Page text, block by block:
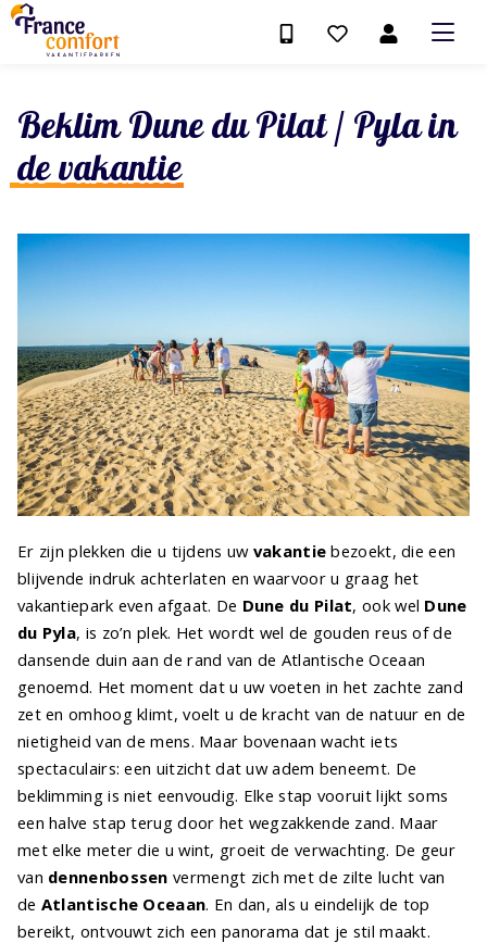
Beklim Dune du Pilat / Pyla in
de vakantie
Er zijn plekken die u tijdens uw vakantie bezoekt, die een
blijvende indruk achterlaten en waarvoor u graag het
vakantiepark even afgaat. De Dune du Pilat, ook wel Dune
du Pyla, is zo’n plek. Het wordt wel de gouden reus of de
dansende duin aan de rand van de Atlantische Oceaan
genoemd. Het moment dat u uw voeten in het zachte zand
zet en omhoog klimt, voelt u de kracht van de natuur en de
nietigheid van de mens. Maar bovenaan wacht iets
spectaculairs: een uitzicht dat uw adem beneemt. De
beklimming is niet eenvoudig. Elke stap vooruit lijkt soms
een halve stap terug door het wegzakkende zand. Maar
met elke meter die u wint, groeit de verwachting. De geur
van dennenbossen vermengt zich met de zilte lucht van
de Atlantische Oceaan. En dan, als u eindelijk de top
bereikt, ontvouwt zich een panorama dat je stil maakt.